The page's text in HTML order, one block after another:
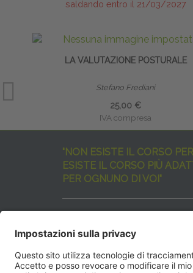
saldando entro il 21/03/2027
LA VALUTAZIONE POSTURALE
Stefano Frediani
25,00 €
IVA compresa
"NON ESISTE IL CORSO
ESISTE IL CORSO PIÙ
PER OGNUNO DI VOI"
ma rispondenti a diverse
e di aggiornamento
EdiAcademyvuole aiutarvi